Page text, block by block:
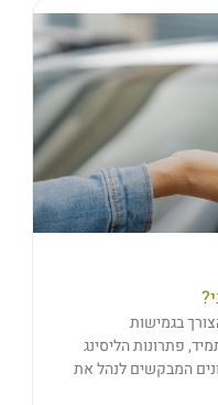
בגמישות
פתרונות הליסינג
המבקשים לנהל את